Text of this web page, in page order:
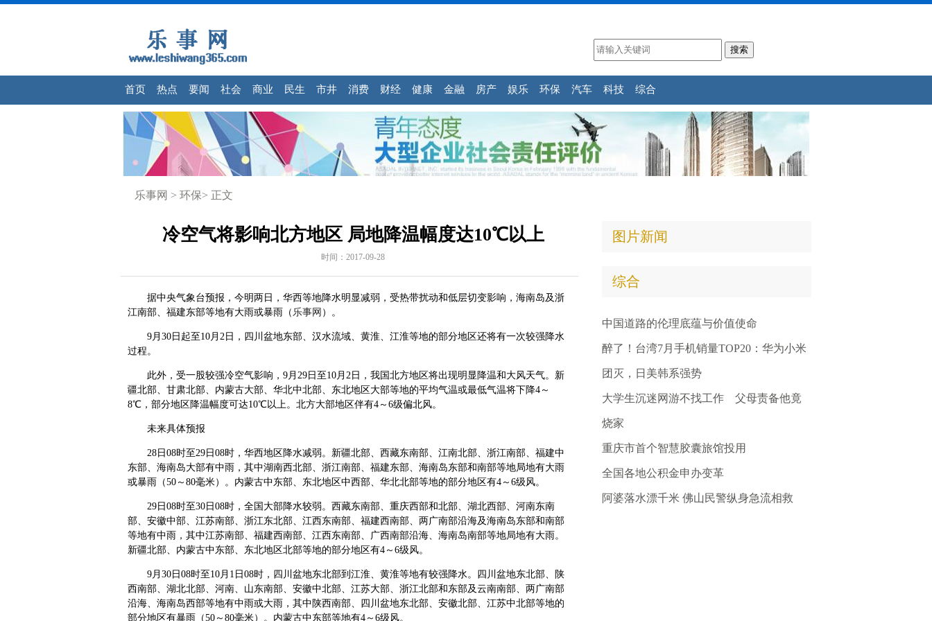
首页 热点 要闻 社会 商业 民生 市井 消费 财经 健康 金融 房产 娱乐 环保 汽车 科技 综合
乐事网 > 环保> 正文
冷空气将影响北方地区 局地降温幅度达10℃以上
时间：2017-09-28
据中央气象台预报，今明两日，华西等地降水明显减弱，受热带扰动和低层切变影响，海南岛及浙
江南部、福建东部等地有大雨或暴雨（ 乐事网 ）。
9月30日起至10月2日，四川盆地东部、汉水流域、黄淮、江淮等地的部分地区还将有一次较强降水
过程。
此外，受一股较强冷空气影响，9月29日至10月2日，我国北方地区将出现明显降温和大风天气。新
疆北部、甘肃北部、内蒙古大部、华北中北部、东北地区大部等地的平均气温或最低气温将下降4～
8℃，部分地区降温幅度可达10℃以上。北方大部地区伴有4～6级偏北风。
未来具体预报
28日08时至29日08时，华西地区降水减弱。新疆北部、西藏东南部、江南北部、浙江南部、福建中
东部、海南岛大部有中雨，其中湖南西北部、浙江南部、福建东部、海南岛东部和南部等地局地有大雨
或暴雨（50～80毫米）。内蒙古中东部、东北地区中西部、华北北部等地的部分地区有4～6级风。
29日08时至30日08时，全国大部降水较弱。西藏东南部、重庆西部和北部、湖北西部、河南东南
部、安徽中部、江苏南部、浙江东北部、江西东南部、福建西南部、两广南部沿海及海南岛东部和南部
等地有中雨，其中江苏南部、福建西南部、江西东南部、广西南部沿海、海南岛南部等地局地有大雨。
新疆北部、内蒙古中东部、东北地区北部等地的部分地区有4～6级风。
9月30日08时至10月1日08时，四川盆地东北部到江淮、黄淮等地有较强降水。四川盆地东北部、陕
西南部、湖北北部、河南、山东南部、安徽中北部、江苏大部、浙江北部和东部及云南南部、两广南部
沿海、海南岛西部等地有中雨或大雨，其中陕西南部、四川盆地东北部、安徽北部、江苏中北部等地的
部分地区有暴雨（50～80毫米）。内蒙古中东部等地有4～6级风。
图片新闻
综合
中国道路的伦理底蕴与价值使命
醉了！台湾7月手机销量TOP20：华为小米
团灭，日美韩系强势
大学生沉迷网游不找工作 父母责备他竟
烧家
重庆市首个智慧胶囊旅馆投用
全国各地公积金申办变革
阿婆落水漂千米 佛山民警纵身急流相救